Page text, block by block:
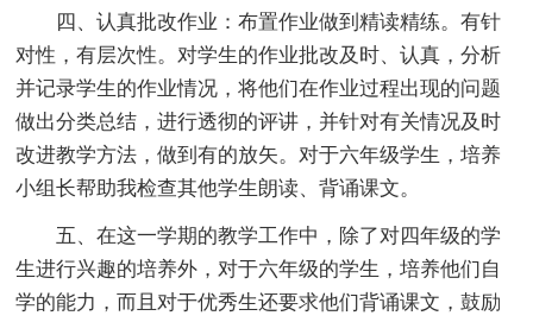
四、认真批改作业：布置作业做到精读精练。有针
对性，有层次性。对学生的作业批改及时、认真，分析
并记录学生的作业情况，将他们在作业过程出现的问题
做出分类总结，进行透彻的评讲，并针对有关情况及时
改进教学方法，做到有的放矢。对于六年级学生，培养
小组长帮助我检查其他学生朗读、背诵课文。
五、在这一学期的教学工作中，除了对四年级的学
生进行兴趣的培养外，对于六年级的学生，培养他们自
学的能力，而且对于优秀生还要求他们背诵课文，鼓励